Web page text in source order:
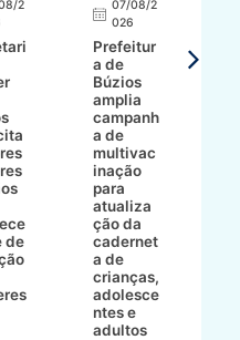
2
de
07/08/2
026
Prefeitur
a de
Búzios
amplia
campanh
a de
multivac
inação
para
atualiza
ção da
cadernet
a de
crianças,
adolesce
ntes e
adultos